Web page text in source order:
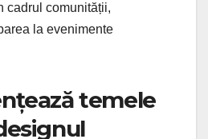
cadrul comunității,
la evenimente
temele